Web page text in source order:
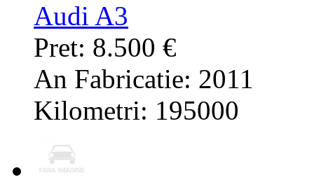
Audi A3
Pret: 8.500 €
An Fabricatie: 2011
Kilometri: 195000